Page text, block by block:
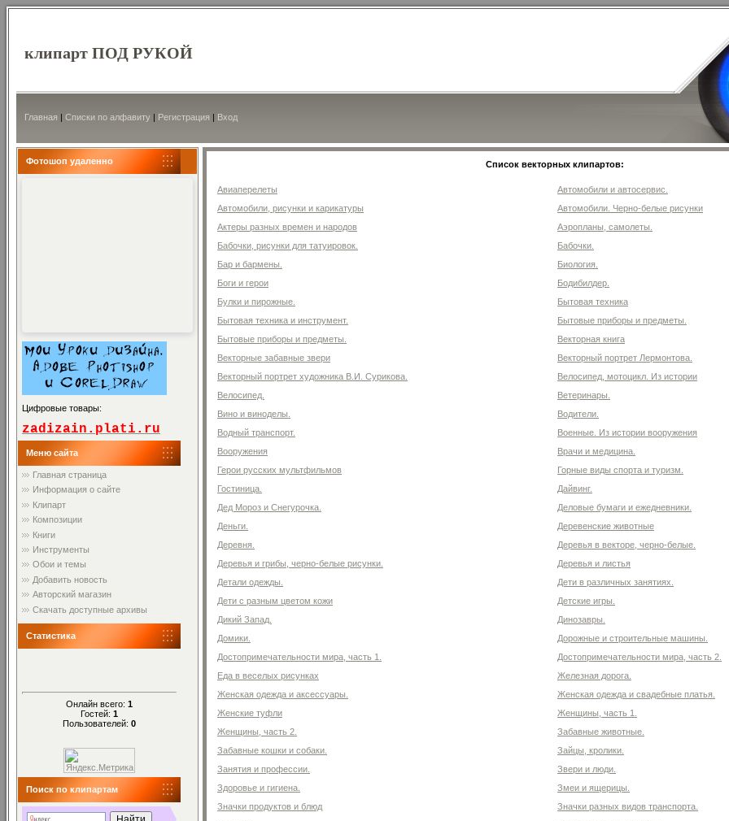
клипарт ПОД РУКОЙ
Главная | Списки по алфавиту | Регистрация | Вход
Фотошоп удаленно
Цифровые товары:
zadizain.plati.ru
Меню сайта
Главная страница
Информация о сайте
Клипарт
Композиции
Книги
Инструменты
Обои и темы
Добавить новость
Авторский магазин
Скачать доступные архивы
Статистика
Онлайн всего: 1
Гостей: 1
Пользователей: 0
Поиск по клипартам
Список векторных клипартов:
Авиаперелеты
Автомобили и автосервис.
Автомобили, рисунки и карикатуры
Автомобили. Черно-белые рисунки
Актеры разных времен и народов
Аэропланы, самолеты.
Бабочки, рисунки для татуировок.
Бабочки.
Бар и бармены.
Биология.
Боги и герои
Бодибилдер.
Булки и пирожные.
Бытовая техника
Бытовая техника и инструмент.
Бытовые приборы и предметы.
Бытовые приборы и предметы.
Векторная книга
Векторные забавные звери
Векторный портрет Лермонтова.
Векторный портрет художника В.И. Сурикова.
Велосипед, мотоцикл. Из истории
Велосипед.
Ветеринары.
Вино и виноделы.
Водители.
Водный транспорт.
Военные. Из истории вооружения
Вооружения
Врачи и медицина.
Герои русских мультфильмов
Горные виды спорта и туризм.
Гостиница.
Дайвинг.
Дед Мороз и Снегурочка.
Деловые бумаги и ежедневники.
Деньги.
Деревенские животные
Деревня.
Деревья в векторе, черно-белые.
Деревья и грибы, черно-белые рисунки.
Деревья и листья
Детали одежды.
Дети в различных занятиях.
Дети с разным цветом кожи
Детские игры.
Дикий Запад.
Динозавры.
Домики.
Дорожные и строительные машины.
Достопримечательности мира, часть 1.
Достопримечательности мира, часть 2.
Еда в веселых рисунках
Железная дорога.
Женская одежда и аксессуары.
Женская одежда и свадебные платья.
Женские туфли
Женщины, часть 1.
Женщины, часть 2.
Забавные животные.
Забавные кошки и собаки.
Зайцы, кролики.
Занятия и профессии.
Звери и люди.
Здоровье и гигиена.
Змеи и ящерицы.
Значки продуктов и блюд
Значки разных видов транспорта.